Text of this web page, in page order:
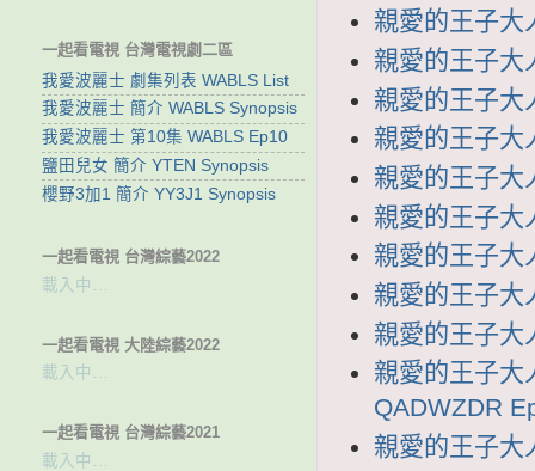
親愛的王子大
親愛的王子大
親愛的王子大
親愛的王子大
親愛的王子大
親愛的王子大
親愛的王子大
親愛的王子大
親愛的王子大
親愛的王子大
QADWZDR
親愛的王子大
一起看電視 台灣電視劇二區
我愛波麗士 劇集列表 WABLS List
我愛波麗士 簡介 WABLS Synopsis
我愛波麗士 第10集 WABLS Ep10
鹽田兒女 簡介 YTEN Synopsis
櫻野3加1 簡介 YY3J1 Synopsis
一起看電視 台灣綜藝2022
載入中…
一起看電視 大陸綜藝2022
載入中…
一起看電視 台灣綜藝2021
載入中…